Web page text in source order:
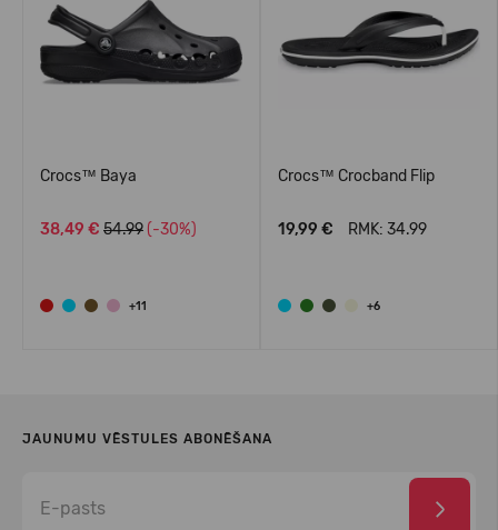
Crocs™ Baya
38,49 € 54.99 (-30%)
+11
Crocs™ Crocband Flip
19,99 € RMK: 34.99
+6
JAUNUMU VĒSTULES ABONĒŠANA